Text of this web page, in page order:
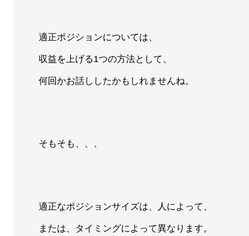
適正ポジションについては、
収益を上げる1つの方法として、
何回かお話ししたかもしれませんね。
そもそも、、、
適正なポジションサイズは、人によって、
または、タイミングによって異なります。